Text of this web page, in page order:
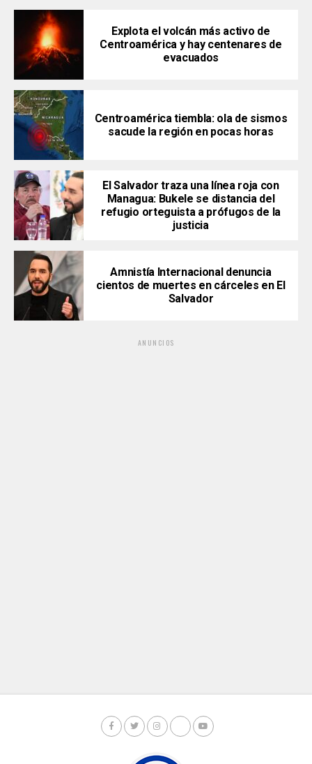
Explota el volcán más activo de
Centroamérica y hay centenares de
evacuados
Centroamérica tiembla: ola de sismos
sacude la región en pocas horas
El Salvador traza una línea roja con
Managua: Bukele se distancia del
refugio orteguista a prófugos de la
justicia
Amnistía Internacional denuncia
cientos de muertes en cárceles en El
Salvador
ANUNCIOS